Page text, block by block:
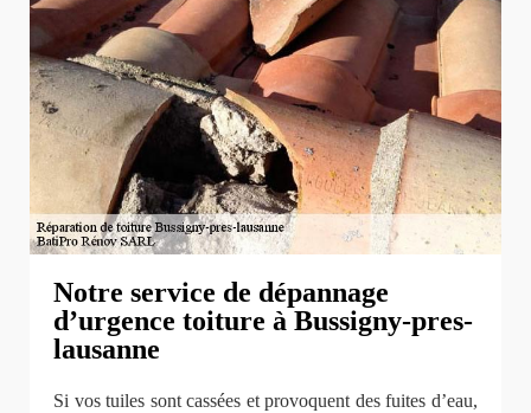
Notre service de dépannage
d’urgence toiture à Bussigny-pres-
lausanne
Si vos tuiles sont cassées et provoquent des fuites d’eau,